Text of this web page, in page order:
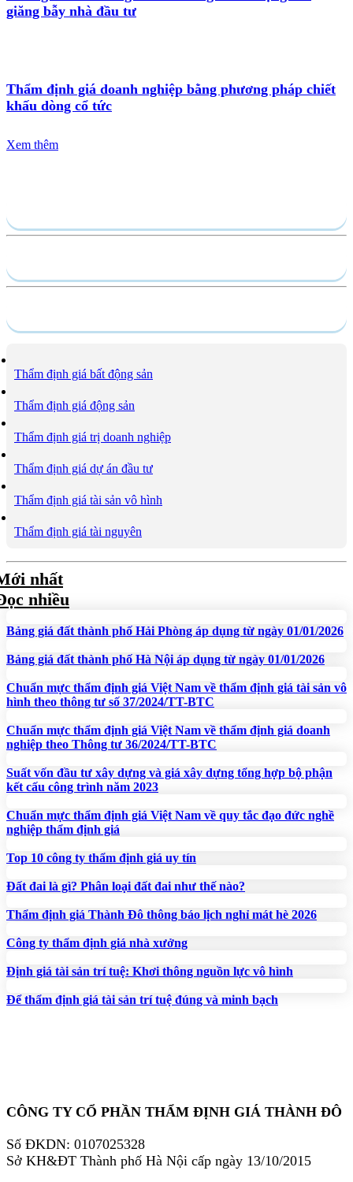
giăng bẫy nhà đầu tư
Thẩm định giá doanh nghiệp bằng phương pháp chiết
khấu dòng cổ tức
Xem thêm
Thẩm định giá bất động sản
Thẩm định giá động sản
Thẩm định giá trị doanh nghiệp
Thẩm định giá dự án đầu tư
Thẩm định giá tài sản vô hình
Thẩm định giá tài nguyên
nhất
nhiều
Bảng giá đất thành phố Hải Phòng áp dụng từ ngày 01/01/2026
Bảng giá đất thành phố Hà Nội áp dụng từ ngày 01/01/2026
Chuẩn mực thẩm định giá Việt Nam về thẩm định giá tài sản vô
hình theo thông tư số 37/2024/TT-BTC
Chuẩn mực thẩm định giá Việt Nam về thẩm định giá doanh
nghiệp theo Thông tư 36/2024/TT-BTC
Suất vốn đầu tư xây dựng và giá xây dựng tổng hợp bộ phận
kết cấu công trình năm 2023
Chuẩn mực thẩm định giá Việt Nam về quy tắc đạo đức nghề
nghiệp thẩm định giá
Top 10 công ty thẩm định giá uy tín
Đất đai là gì? Phân loại đất đai như thế nào?
Thẩm định giá Thành Đô thông báo lịch nghỉ mát hè 2026
Công ty thẩm định giá nhà xưởng
Định giá tài sản trí tuệ: Khơi thông nguồn lực vô hình
Để thẩm định giá tài sản trí tuệ đúng và minh bạch
CÔNG TY CỔ PHẦN THẨM ĐỊNH GIÁ THÀNH ĐÔ
Số ĐKDN: 0107025328
Sở KH&ĐT Thành phố Hà Nội cấp ngày 13/10/2015